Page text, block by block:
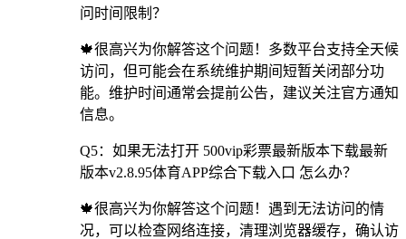
问时间限制？
🍁很高兴为你解答这个问题！多数平台支持全天候
访问，但可能会在系统维护期间短暂关闭部分功
能。维护时间通常会提前公告，建议关注官方通知
信息。
Q5：如果无法打开 500vip彩票最新版本下载最新
版本v2.8.95体育APP综合下载入口 怎么办？
🍁很高兴为你解答这个问题！遇到无法访问的情
况，可以检查网络连接，清理浏览器缓存，确认访